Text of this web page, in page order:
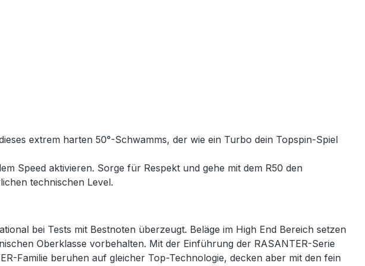
extrem harten 50°-Schwamms, der wie ein Turbo dein Topspin-Spiel
Speed aktivieren. Sorge für Respekt und gehe mit dem R50 den
technischen Level.
bei Tests mit Bestnoten überzeugt. Beläge im High End Bereich setzen
Oberklasse vorbehalten. Mit der Einführung der RASANTER-Serie
Familie beruhen auf gleicher Top-Technologie, decken aber mit den fein